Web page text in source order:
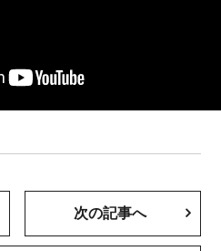
次の記事へ